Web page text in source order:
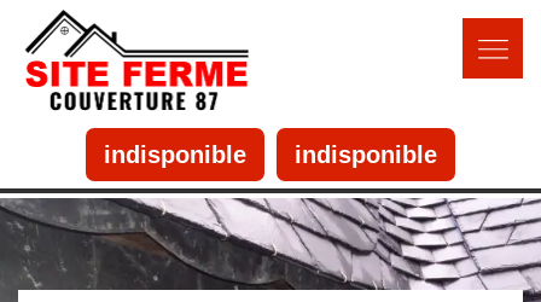
indisponible indisponible